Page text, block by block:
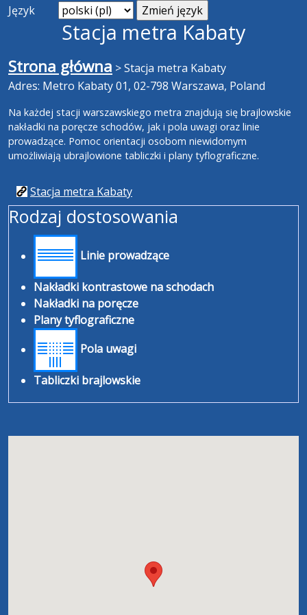
Język
Stacja metra Kabaty
Strona główna >Stacja metra Kabaty
Adres: Metro Kabaty 01, 02-798 Warszawa, Poland
Na każdej stacji warszawskiego metra znajdują się brajlowskie
nakładki na poręcze schodów, jak i pola uwagi oraz linie
prowadzące. Pomoc orientacji osobom niewidomym
umożliwiają ubrajlowione tabliczki i plany tyflograficzne.
Stacja metra Kabaty
Rodzaj dostosowania
Linie prowadzące
Nakładki kontrastowe na schodach
Nakładki na poręcze
Plany tyflograficzne
Pola uwagi
Tabliczki brajlowskie